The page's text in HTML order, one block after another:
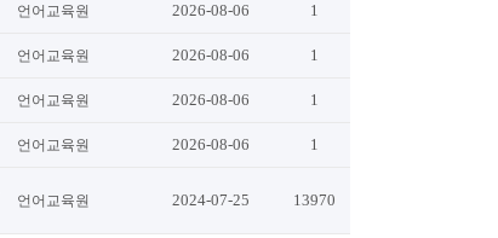
언어교육원 2026-08-06 1
언어교육원 2026-08-06 1
언어교육원 2026-08-06 1
언어교육원 2026-08-06 1
언어교육원 2024-07-25 13970